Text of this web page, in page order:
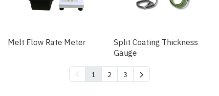
Melt Flow Rate Meter
Split Coating Thickness
Gauge
1 2 3